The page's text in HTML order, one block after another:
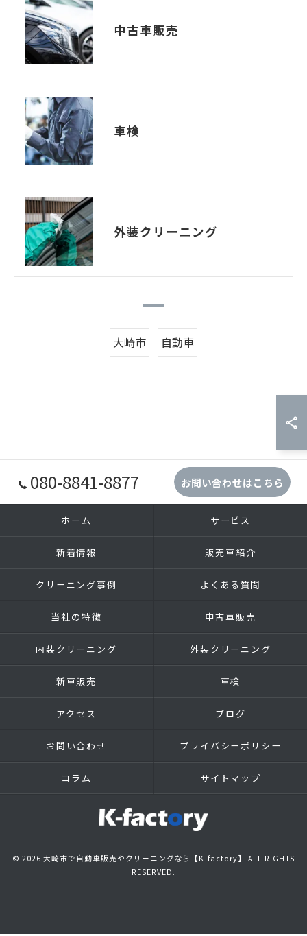
中古車販売
車検
外装クリーニング
大崎市 自動車
080-8841-8877 お問い合わせはこちら
ホーム サービス
新着情報 販売車紹介
クリーニング事例 よくある質問
当社の特徴 中古車販売
内装クリーニング 外装クリーニング
新車販売 車検
アクセス ブログ
お問い合わせ プライバシーポリシー
コラム サイトマップ
© 2026 大崎市で自動車販売やクリーニングなら【K-factory】 ALL RIGHTS
RESERVED.